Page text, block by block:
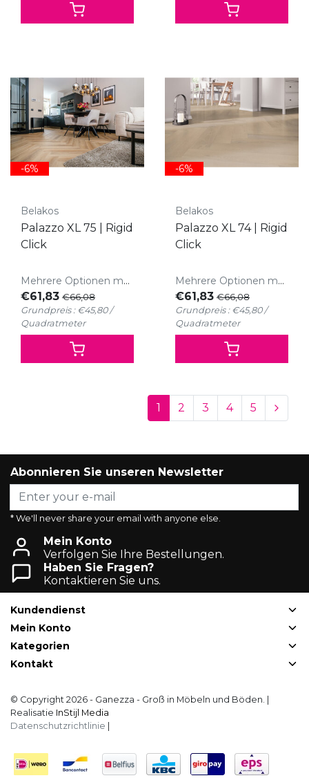
-6%
Belakos
Palazzo XL 75 | Rigid
Click
Mehrere Optionen möglich
€61,83 €66,08
Grundpreis : €45,80 /
Quadratmeter
-6%
Belakos
Palazzo XL 74 | Rigid
Click
Mehrere Optionen möglich
€61,83 €66,08
Grundpreis : €45,80 /
Quadratmeter
1 2 3 4 5
Abonnieren Sie unseren Newsletter
* We'll never share your email with anyone else.
Mein Konto
Verfolgen Sie Ihre Bestellungen.
Haben Sie Fragen?
Kontaktieren Sie uns.
Kundendienst
Mein Konto
Kategorien
Kontakt
© Copyright 2026 - Ganezza - Groß in Möbeln und Böden. |
Realisatie InStijl Media
Datenschutzrichtlinie |